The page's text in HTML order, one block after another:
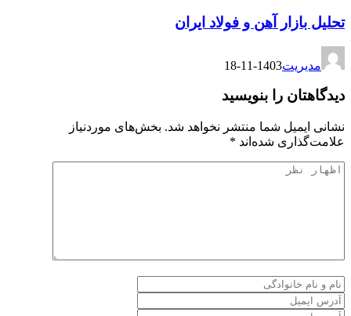
تحلیل بازار آهن و فولاد ایران
مدیریت1403-11-18
دیدگاهتان را بنویسید
نشانی ایمیل شما منتشر نخواهد شد. بخش‌های موردنیاز
علامت‌گذاری شده‌اند *